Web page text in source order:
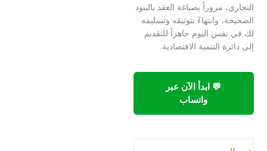
مروراً بصياغة العقد بالبنود
وانتهاءً بتوثيقه وتسليمه
اليوم جاهزاً للتقديم
التنمية الاقتصادية.
💬 ابدأ الآن عبر